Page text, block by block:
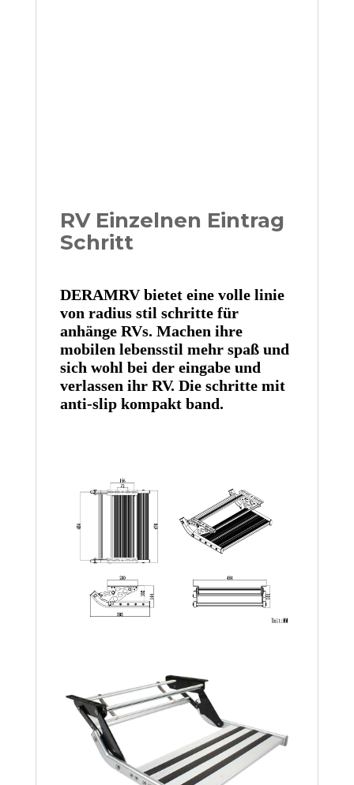
RV Einzelnen Eintrag
Schritt
DERAMRV bietet eine volle linie
von radius stil schritte für
anhänge RVs. Machen ihre
mobilen lebensstil mehr spaß und
sich wohl bei der eingabe und
verlassen ihr RV. Die schritte mit
anti-slip kompakt band.